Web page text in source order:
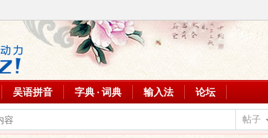
吴语拼音 字典 · 词典 输入法 论坛
帖子